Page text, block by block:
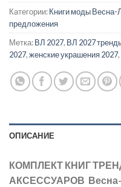
Категории:Книги моды Весна-
предложения
Метка:ВЛ 2027, ВЛ 2027
2027,женские украшения 2027,
ОПИСАНИЕ
КОМПЛЕКТ КНИГ
АКСЕССУАРОВ Весна-